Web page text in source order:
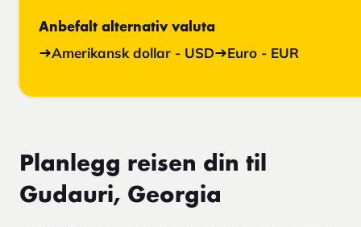
Anbefalt alternativ valuta
Amerikansk dollar - USD Euro - EUR
Planlegg reisen din til
Gudauri, Georgia